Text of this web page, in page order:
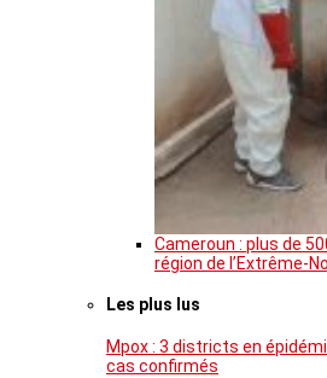
Cameroun : plus de
région de l’Extrême-
Les plus lus
Mpox : 3 districts en
cas confirmés